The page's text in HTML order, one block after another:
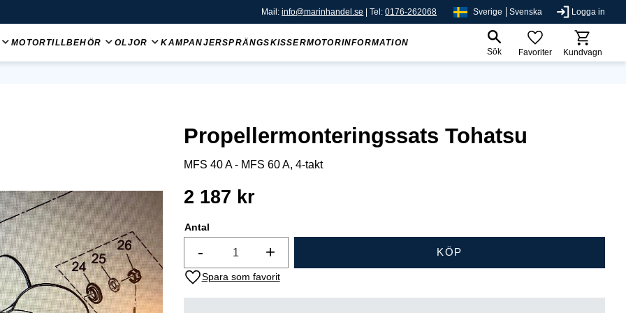
Mail:info@marinhandel.se | Tel:0176-262068 Sverige Svenska Logga in
MOTORTILLBEHÖR OLJOR KAMPANJERSPRÄNGSKISSERMOTORINFORMATION
Sök
Favoriter Kundvagn
Propellermonteringssats Tohatsu
MFS 40 A - MFS 60 A, 4-takt
2 187 kr
Antal
+
- KÖP
Lägg till i favoriter